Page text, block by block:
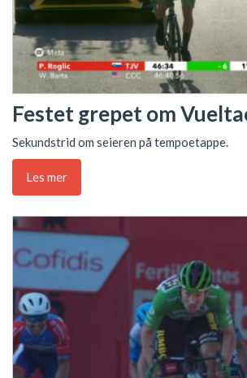
Festet grepet om
Sekundstrid om seieren på tempoetappe.
Les mer